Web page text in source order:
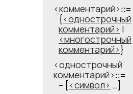
<​комментарий​> ::=
{ однострочный
комментарий
|
многострочный
комментарий }
<​однострочный
комментарий​> ::=
-- [ символ
…]